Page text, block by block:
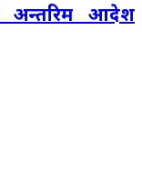
अन्तरिम आदेश